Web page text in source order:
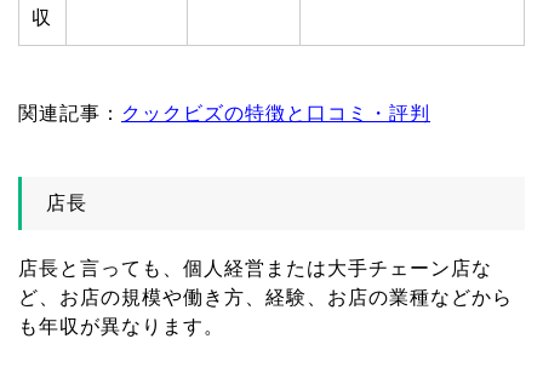
収
関連記事： クックビズの特徴と口コミ・評判
店長
店長と言っても、個人経営または大手チェーン店な
ど、お店の規模や働き方、経験、お店の業種などから
も年収が異なります。